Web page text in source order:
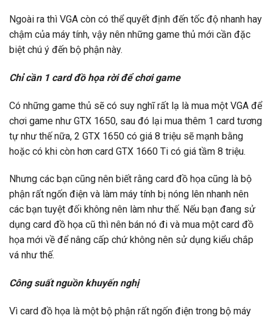
Ngoài ra thì VGA còn có thể quyết định đến tốc độ nhanh hay
chậm của máy tính, vậy nên những game thủ mới cần đặc
biệt chú ý đến bộ phận này.
Chỉ cần 1 card đồ họa rời để chơi game
Có những game thủ sẽ có suy nghĩ rất lạ là mua một VGA để
chơi game như GTX 1650, sau đó lại mua thêm 1 card tương
tự như thế nữa, 2 GTX 1650 có giá 8 triệu sẽ mạnh bằng
hoặc có khi còn hơn card GTX 1660 Ti có giá tầm 8 triệu.
Nhưng các bạn cũng nên biết rằng card đồ họa cũng là bộ
phận rất ngốn điện và làm máy tính bị nóng lên nhanh nên
các bạn tuyệt đối không nên làm như thế. Nếu bạn đang sử
dụng card đồ họa cũ thì nên bán nó đi và mua một card đồ
họa mới về để nâng cấp chứ không nên sử dụng kiểu chắp
vá như thế.
Công suất nguồn khuyến nghị
Vì card đồ họa là một bộ phận rất ngốn điện trong bộ máy